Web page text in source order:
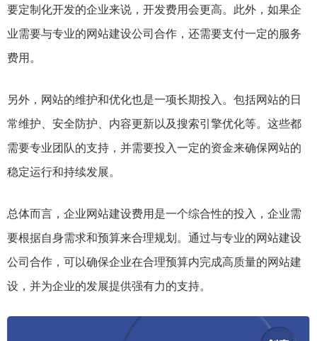
要定制化开发的企业来说，开发费用会更高。此外，如果企
业需要与专业的网站建设公司合作，还需要支付一定的服务
费用。
另外，网站的维护和优化也是一项长期投入。包括网站的日
常维护、安全防护、内容更新以及搜索引擎优化等。这些都
需要专业团队的支持，并需要投入一定的资金来确保网站的
稳定运行和持续发展。
总体而言，企业网站建设费用是一个综合性的投入，企业需
要根据自身需求和预算来合理规划。通过与专业的网站建设
公司合作，可以确保企业在合理预算内完成高质量的网站建
设，并为企业的发展提供强有力的支持。